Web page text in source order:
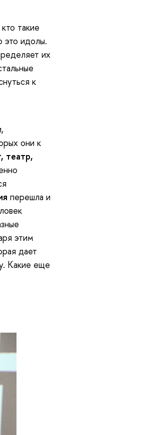
такие
это идолы.
их
к
они к
театр,
перешла и
этим
дает
Какие еще